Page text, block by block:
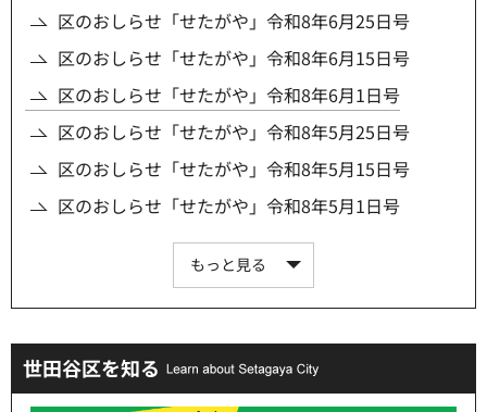
区のおしらせ「せたがや」令和8年6月25日号
区のおしらせ「せたがや」令和8年6月15日号
区のおしらせ「せたがや」令和8年6月1日号
区のおしらせ「せたがや」令和8年5月25日号
区のおしらせ「せたがや」令和8年5月15日号
区のおしらせ「せたがや」令和8年5月1日号
もっと見る
世田谷区を知る